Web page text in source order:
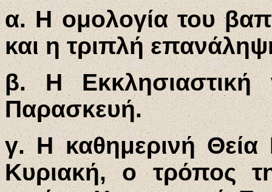
α. Η ομολογία του
και η τριπλή
β. Η Εκκλησιαστική
Παρασκευή.
γ. Η καθημερινή Θεία
Κυριακή, ο τρόπος